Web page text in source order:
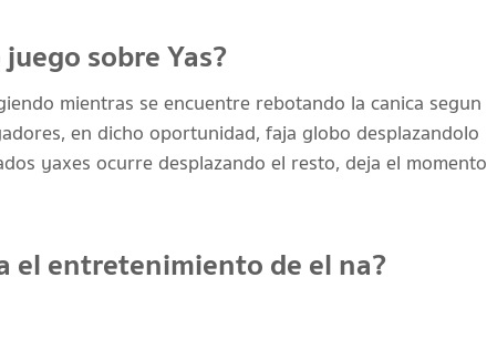
sobre Yas?
mientras se encuentre rebotando la canica segun
en dicho oportunidad, faja globo desplazandolo
yaxes ocurre desplazando el resto, deja el momento
el entretenimiento de el na?